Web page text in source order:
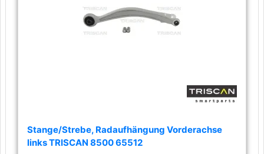
Stange/Strebe, Radaufhängung Vorderachse
links TRISCAN 8500 65512